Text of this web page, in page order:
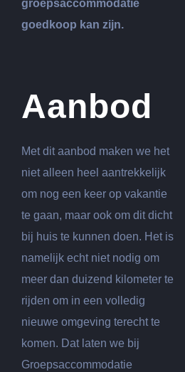
groepsaccommodatie
goedkoop kan zijn.
Aanbod
Met dit aanbod maken we het
niet alleen heel aantrekkelijk
om nog een keer op vakantie
te gaan, maar ook om dit dicht
bij huis te kunnen doen. Het is
namelijk echt niet nodig om
meer dan duizend kilometer te
rijden om in een volledig
nieuwe omgeving terecht te
komen. Dat laten we bij
Groepsaccommodatie